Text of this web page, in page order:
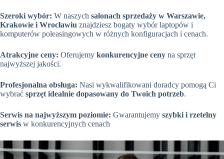
Szeroki wybór: W naszych salonach sprzedaży w Warszawie,
Krakowie i Wrocławiu znajdziesz bogaty wybór laptopów i
komputerów poleasingowych w różnych konfiguracjach i cenach.
Atrakcyjne ceny: Oferujemy konkurencyjne ceny na sprzęt
najwyższej jakości.
Profesjonalna obsługa: Nasi wykwalifikowani doradcy pomogą Ci
wybrać sprzęt idealnie dopasowany do Twoich potrzeb.
Serwis na najwyższym poziomie: Gwarantujemy szybki i rzetelny
serwis w konkurencyjnych cenach